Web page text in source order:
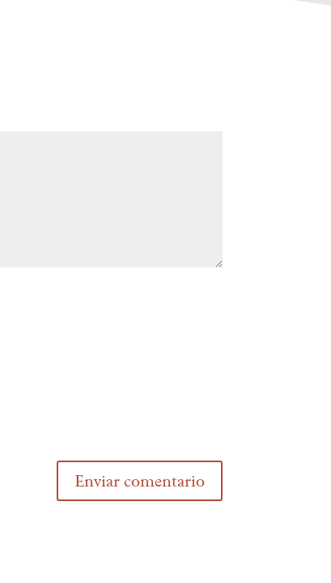
Enviar comentario